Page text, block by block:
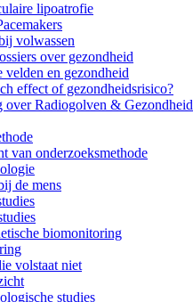
lipoatrofie
volwassen
over gezondheid
velden en gezondheid
effect of gezondheidsrisico?
over Radiogolven & Gezondheid
van onderzoeksmethode
de mens
biomonitoring
volstaat niet
studies